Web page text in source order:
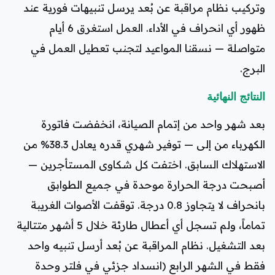
وتركيب نظام مراقبة عن بُعد يرسل تنبيهات فورية عند
ظهور أي انحراف في الأداء. العمل استغرق 6 أيام
متواصلة — نسقنا المواعيد لتجنب تعطيل العمل في
البرج.
النتائج النهائية
بعد شهر واحد من إتمام الصيانة، انخفضت فاتورة
الكهرباء من إلى — توفير شهري قدره يعادل 38.3% من
الاستهلاك السابق. اختفت كل شكاوى المستأجرين —
أصبحت درجة الحرارة موحدة في جميع الطوابق
بانحراف لا يتجاوز 0.8 درجة. توقفت الأصوات الغريبة
تماماً، ولم تسجل أي أعطال طارئة خلال 5 أشهر متتالية
بعد التشغيل. نظام المراقبة عن بُعد أرسل تنبيه واحد
فقط في الشهر الرابع (انسداد جزئي في فلتر وحدة